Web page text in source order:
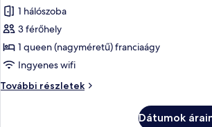
1 hálószoba
3 férőhely
1 queen (nagyméretű) franciaágy
Ingyenes wifi
További részletek
Executive
Dátumok